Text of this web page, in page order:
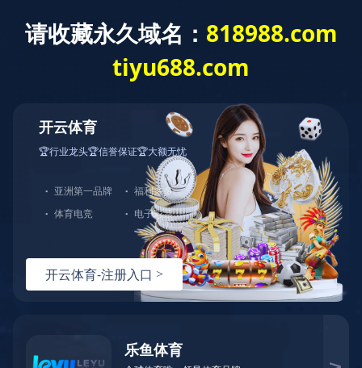
稿）》25处新鲜解读！
十大买球的正规网站 > 行业关注 2024年07月15日